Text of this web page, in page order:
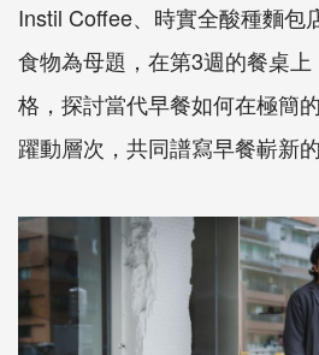
Instil Coffee、時實全酸種麵包
食物為母題，在第3週的餐桌
格，探討當代早餐如何在極簡
躍動層次，共同譜寫早餐嶄新的